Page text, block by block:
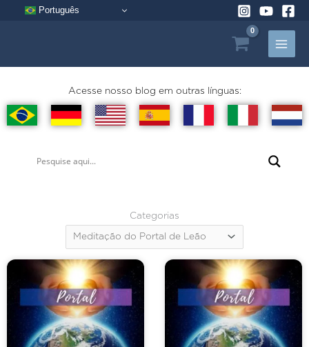
Português
Acesse nosso blog em outras línguas:
Categorias